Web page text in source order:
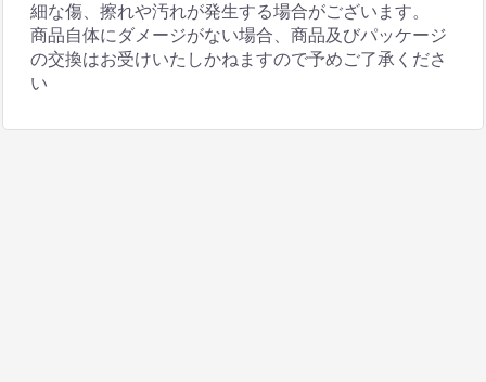
細な傷、擦れや汚れが発生する場合がございます。
商品自体にダメージがない場合、商品及びパッケージ
の交換はお受けいたしかねますので予めご了承くださ
い